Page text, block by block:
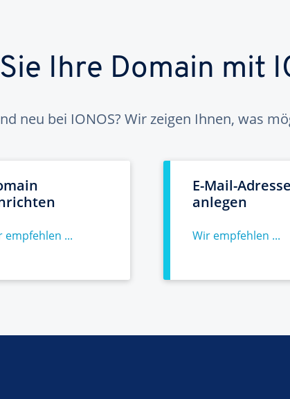
Ihre Domain mit
neu bei IONOS? Wir zeigen Ihnen, was
empfehlen ...
E-Mail-Adresse
anlegen
Wir empfehlen ...